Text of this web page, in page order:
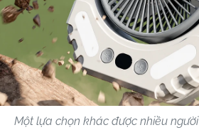
Một lựa chọn khác được nhiều